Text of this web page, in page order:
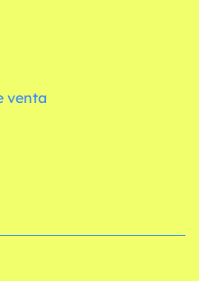
venta